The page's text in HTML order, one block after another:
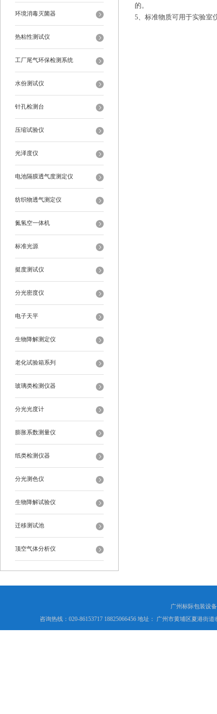
环境消毒灭菌器
热粘性测试仪
工厂尾气环保检测系统
水份测试仪
针孔检测台
压缩试验仪
光泽度仪
电池隔膜透气度测定仪
纺织物透气测定仪
氮氢空一体机
标准光源
挺度测试仪
分光密度仪
电子天平
生物降解测定仪
老化试验箱系列
玻璃类检测仪器
分光光度计
膨胀系数测量仪
纸类检测仪器
分光测色仪
生物降解试验仪
迁移测试池
顶空气体分析仪
的。
5、标准物质可用于实验室
广州标际包装设
咨询热线：020-86153717 18825066456 地址： 广州市黄埔区夏港街